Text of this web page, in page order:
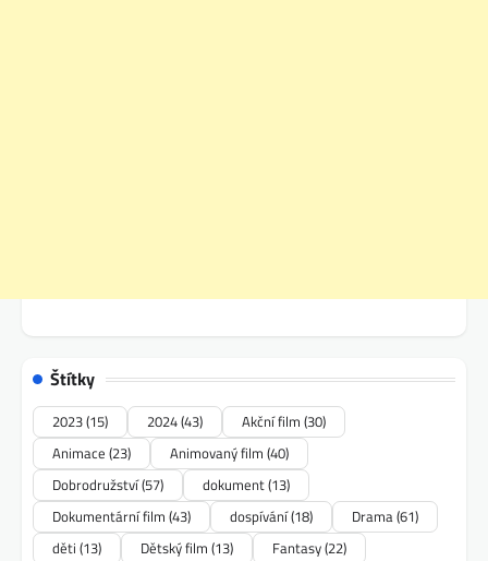
Štítky
2023(15) 2024(43) Akční film (30)
Animace (23) Animovaný film (40)
Dobrodružství(57) dokument(13)
Dokumentární film (43) dospívání(18) Drama(61)
děti (13) Dětský film (13) Fantasy(22)